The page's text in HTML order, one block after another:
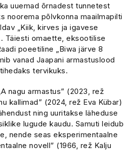
uuemad õrnadest tunnetest
noorema põlvkonna maailmapilti
„Kiik, kirves ja igavese
Täiesti omaette, eksootilise
poeetiline „Biwa järve 8
vanad Jaapani armastuslood
tervikuks.
nagu armastus” (2023, rež
kallimad” (2024, rež Eva Kübar)
ning uuritakse läheduse
lugude kaudu. Samuti leidub
nende seas eksperimentaalne
novell” (1966, rež Kalju